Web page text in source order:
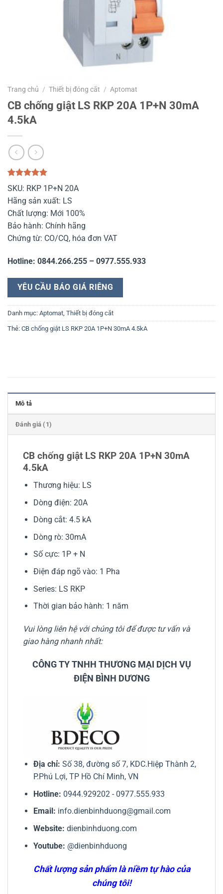
Trang chủ / Thiết bị đóng cắt / Aptomat
CB chống giật LS RKP 20A 1P+N 30mA
4.5kA
5.00trên 5
dựa trên
1
đánh giá
SKU: RKP 1P+N 20A
Hãng sản xuất: LS
Chất lượng: Mới 100%
Bảo hành: Chính hãng
Chứng từ: CO/CQ, hóa đơn VAT
Hotline: 0844.266.255 – 0977.555.933
YÊU CẦU BÁO GIÁ RIÊNG
Danh mục: Aptomat Thiết bị đóng cắt
Thẻ: CB chống giật LS RKP 20A 1P+N 30mA 4.5kA
Mô tả
Đánh giá (1)
CB chống giật LS RKP 20A 1P+N 30mA
4.5kA
Thương hiệu: LS
Dòng điện: 20A
Dòng cắt: 4.5 kA
Dòng rò: 30mA
Số cực: 1P + N
Điện đáp ngõ vào: 1 Pha
Series: LS RKP
Thời gian bảo hành: 1 năm
Vui lòng liên hệ với chúng tôi để được tư vấn và
giao hàng nhanh nhất:
CÔNG TY TNHH THƯƠNG MẠI DỊCH VỤ
ĐIỆN BÌNH DƯƠNG
Địa chỉ: Số 38, đường số 7, KDC.Hiệp Thành 2,
P.Phú Lợi, TP Hồ Chí Minh, VN
Hotline: 0944.929202- 0977.555.933
Email: info.dienbinhduong@gmail.com
Website: dienbinhduong.com
Youtube: @dienbinhduong
Chất lượng sản phẩm là niềm tự hào của
chúng tôi!